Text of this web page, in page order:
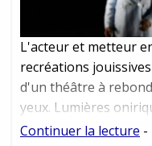
L'acteur et metteur
recréations
d'un théâtre à
yeux. Lumières
musique dramatique :
Continuer la lecture -